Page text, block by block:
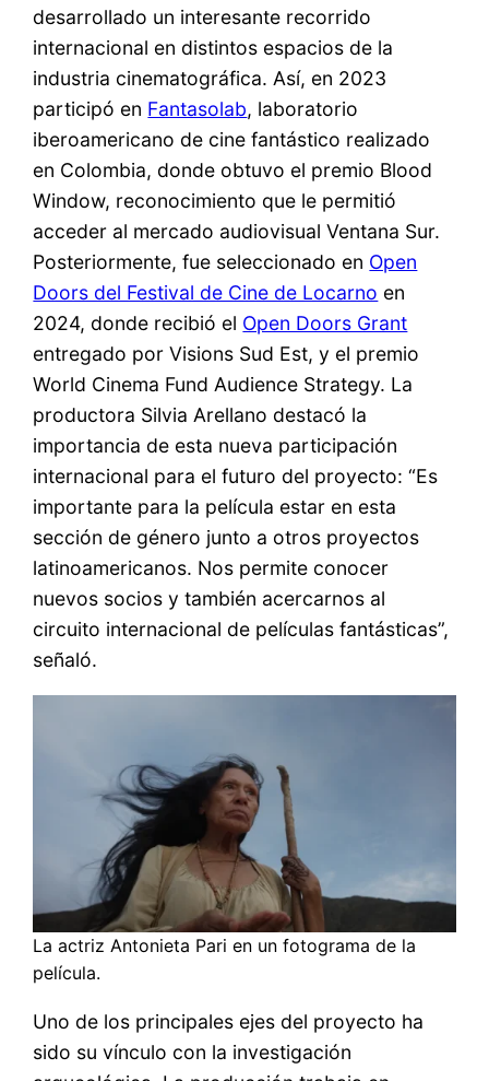
desarrollado un interesante recorrido
internacional en distintos espacios de la
industria cinematográfica. Así, en 2023
participó en Fantasolab, laboratorio
iberoamericano de cine fantástico realizado
en Colombia, donde obtuvo el premio Blood
Window, reconocimiento que le permitió
acceder al mercado audiovisual Ventana Sur.
Posteriormente, fue seleccionado en Open
Doors del Festival de Cine de Locarno en
2024, donde recibió el Open Doors Grant
entregado por Visions Sud Est, y el premio
World Cinema Fund Audience Strategy. La
productora Silvia Arellano destacó la
importancia de esta nueva participación
internacional para el futuro del proyecto: “Es
importante para la película estar en esta
sección de género junto a otros proyectos
latinoamericanos. Nos permite conocer
nuevos socios y también acercarnos al
circuito internacional de películas fantásticas”,
señaló.
La actriz Antonieta Pari en un fotograma de la
película.
Uno de los principales ejes del proyecto ha
sido su vínculo con la investigación